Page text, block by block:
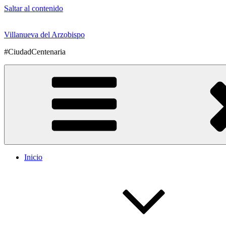
Saltar al contenido
Villanueva del Arzobispo
#CiudadCentenaria
Inicio